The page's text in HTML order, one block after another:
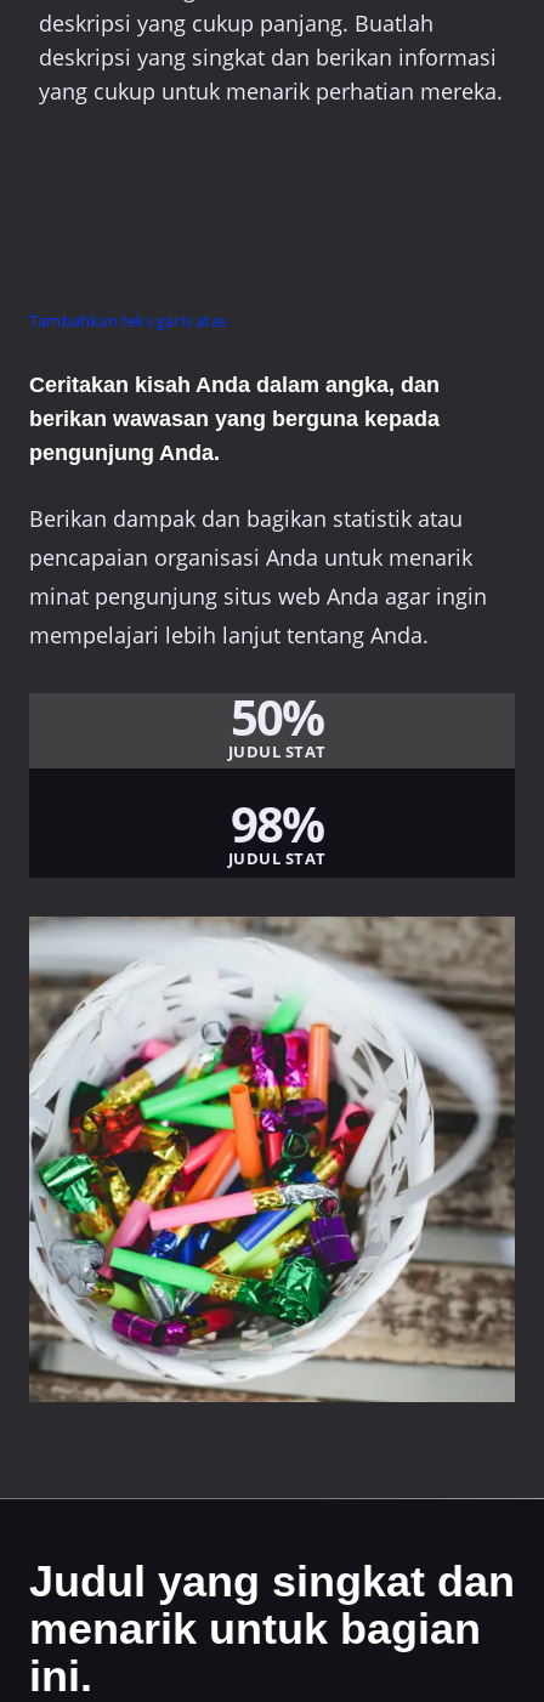
deskripsi yang cukup panjang. Buatlah
deskripsi yang singkat dan berikan informasi
yang cukup untuk menarik perhatian mereka.
Tambahkan teks garis atas
Ceritakan kisah Anda dalam angka, dan
berikan wawasan yang berguna kepada
pengunjung Anda.
Berikan dampak dan bagikan statistik atau
pencapaian organisasi Anda untuk menarik
minat pengunjung situs web Anda agar ingin
mempelajari lebih lanjut tentang Anda.
50%
JUDUL STAT
98%
JUDUL STAT
Judul yang singkat dan
menarik untuk bagian
ini.